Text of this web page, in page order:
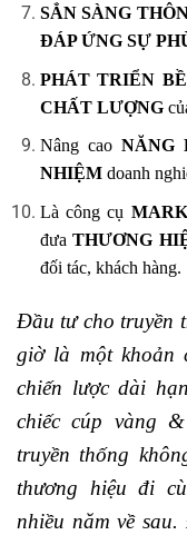
SẲN SÀNG
ĐÁP ỨNG SỰ
PHÁT TRIỂN
CHẤT LƯỢNG
Nâng caoNĂNG
NHIỆMdoanh
Là công cụ
đưaTHƯƠNG
đối tác, khách hàng.
Đầu tư cho truyền
giờ là một khoản
chiến lược dài
chiếc cúp vàng
truyền thống
thương hiệu đi
nhiều năm về